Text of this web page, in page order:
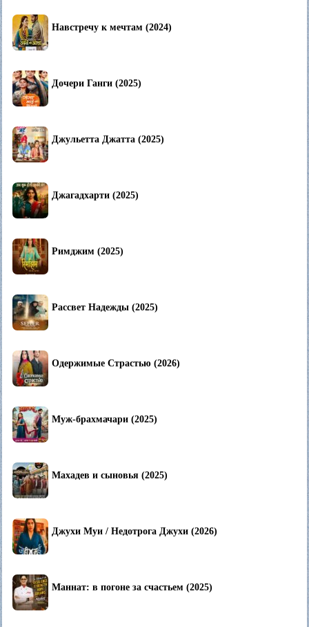
Навстречу к мечтам (2024)
Дочери Ганги (2025)
Джульетта Джатта (2025)
Джагадхарти (2025)
Римджим (2025)
Рассвет Надежды (2025)
Одержимые Страстью (2026)
Муж-брахмачари (2025)
Махадев и сыновья (2025)
Джухи Муи / Недотрога Джухи (2026)
Маннат: в погоне за счастьем (2025)